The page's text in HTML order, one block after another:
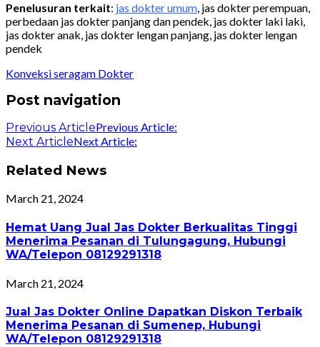
Penelusuran terkait: jas dokter umum, jas dokterperempuan,
perbedaan jas dokterpanjang dan pendek, jas dokter laki laki,
jas dokteranak, jas dokter lengan panjang, jas dokter lengan
pendek
Konveksi seragam Dokter
Post navigation
Previous ArticlePrevious Article:
Next ArticleNext Article:
Related News
March 21, 2024
Hemat Uang Jual Jas Dokter Berkualitas Tinggi
Menerima Pesanan di Tulungagung, Hubungi
WA/Telepon 08129291318
March 21, 2024
Jual Jas Dokter Online Dapatkan Diskon Terbaik
Menerima Pesanan di Sumenep, Hubungi
WA/Telepon 08129291318